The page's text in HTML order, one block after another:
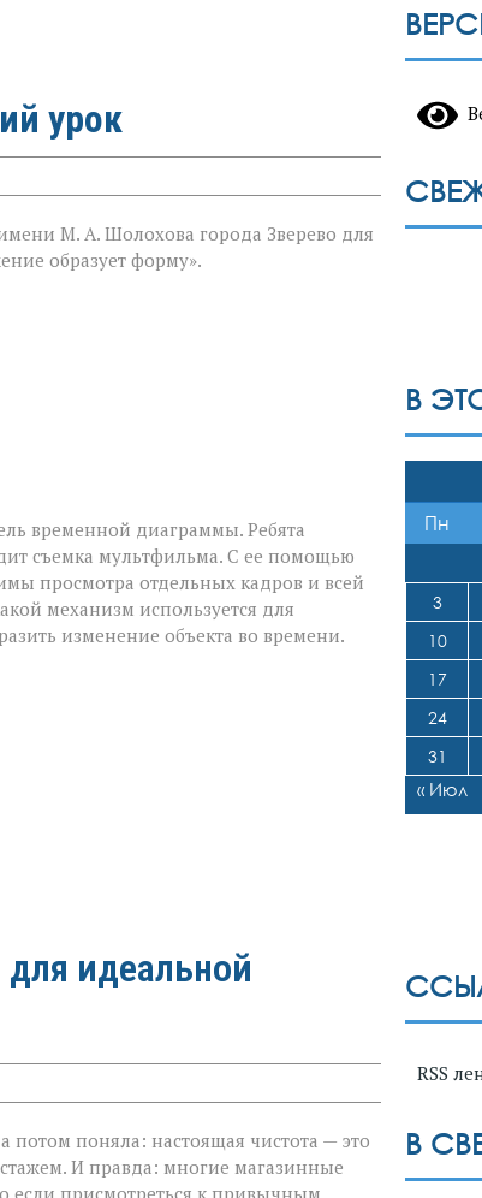
урок
М. А. Шолохова города Зверево для
образует форму».
временной диаграммы. Ребята
съемка мультфильма. С ее помощью
просмотра отдельных кадров и всей
механизм используется для
изменение объекта во времени.
идеальной
потом поняла: настоящая чистота — это
И правда: многие магазинные
В
Пн
3
10
17
24
31
« Июл
RSS
В